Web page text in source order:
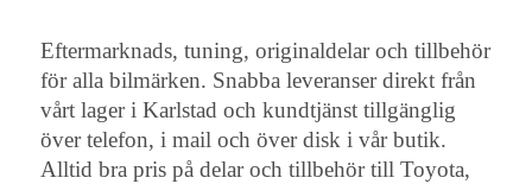
Eftermarknads, tuning, originaldelar och tillbehör
för alla bilmärken. Snabba leveranser direkt från
vårt lager i Karlstad och kundtjänst tillgänglig
över telefon, i mail och över disk i vår butik.
Alltid bra pris på delar och tillbehör till Toyota,